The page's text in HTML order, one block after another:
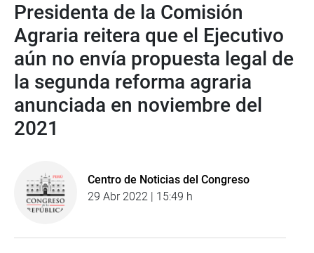
Presidenta de la Comisión
Agraria reitera que el Ejecutivo
aún no envía propuesta legal de
la segunda reforma agraria
anunciada en noviembre del
2021
Centro de Noticias del Congreso
29 Abr 2022 | 15:49 h